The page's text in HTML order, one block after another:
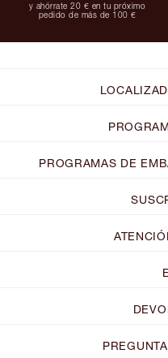
y ahórrate 20 € en tu próximo
pedido de más de 100 €
PROGRAMAS DE